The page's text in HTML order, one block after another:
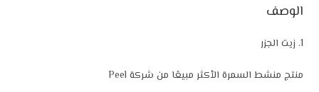
الوصف
1. زيت الجزر
منتج منشط السمرة الأكثر مبيعًا من شركة Peel